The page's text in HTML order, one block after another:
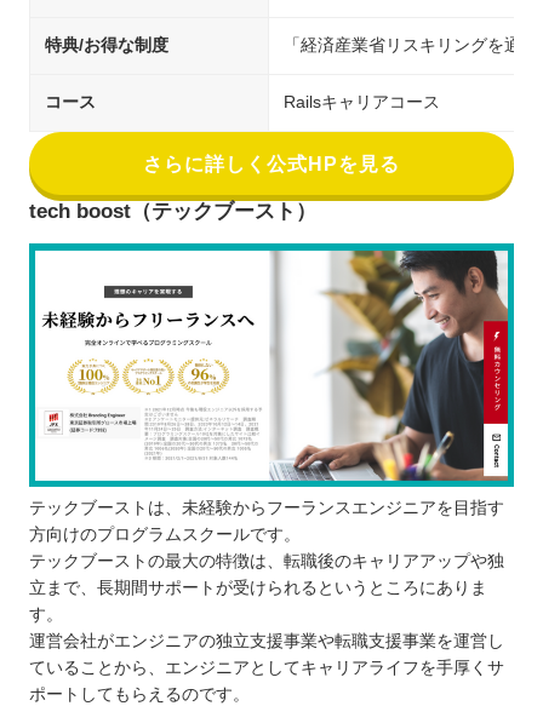
特典/お得な制度 「経済産業省リスキリングを通
コース Railsキャリアコース
さらに詳しく公式HPを見る
tech boost（テックブースト）
テックブーストは、未経験からフーランスエンジニアを目指す
方向けのプログラムスクールです。
テックブーストの最大の特徴は、転職後のキャリアアップや独
立まで、長期間サポートが受けられるというところにありま
す。
運営会社がエンジニアの独立支援事業や転職支援事業を運営し
ていることから、エンジニアとしてキャリアライフを手厚くサ
ポートしてもらえるのです。